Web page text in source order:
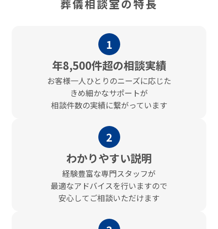
葬儀相談室の特長
1
年8,500件超の相談実績
お客様⼀⼈ひとりのニーズに応じた
きめ細かなサポートが
相談件数の実績に繋がっています
2
わかりやすい説明
経験豊富な専門スタッフが
最適なアドバイスを⾏いますので
安心してご相談いただけます